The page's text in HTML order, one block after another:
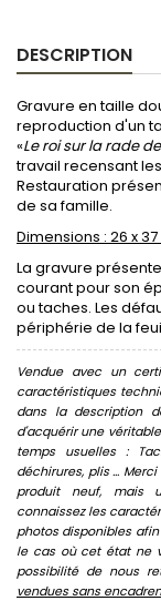
DESCRIPTION
Gravure en taille
reproduction d'un
«Le roi sur la rade
travail recensant
Restauration
de sa famille.
Dimensions : 26 x
La gravure
courant pour son
ou taches. Les
périphérie de la
Vendue avec un
caractéristiques
dans la description
d'acquérir une
temps usuelles :
déchirures, plis ...
produit neuf, mais
connaissez les
photos disponibles
le cas où cet état ne
possibilité de nous
vendues sans